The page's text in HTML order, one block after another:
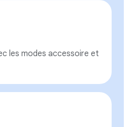
les modes accessoire et